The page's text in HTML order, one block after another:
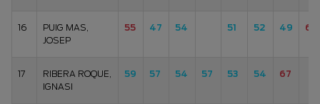
16
PUIG MAS,
JOSEP
55 47 54 51 52 49 61
17
RIBERA ROQUE,
IGNASI
59 57 54 57 53 54 67